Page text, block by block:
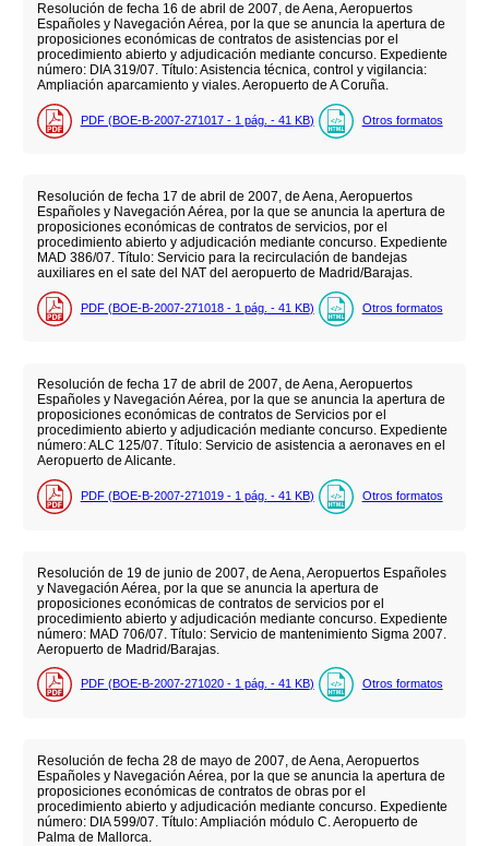
Resolución de fecha 16 de abril de 2007, de Aena, Aeropuertos
Españoles y Navegación Aérea, por la que se anuncia la apertura de
proposiciones económicas de contratos de asistencias por el
procedimiento abierto y adjudicación mediante concurso. Expediente
número: DIA 319/07. Título: Asistencia técnica, control y vigilancia:
Ampliación aparcamiento y viales. Aeropuerto de A Coruña.
PDF (BOE-B-2007-271017 - 1 pág. - 41 KB) Otros formatos
Resolución de fecha 17 de abril de 2007, de Aena, Aeropuertos
Españoles y Navegación Aérea, por la que se anuncia la apertura de
proposiciones económicas de contratos de servicios, por el
procedimiento abierto y adjudicación mediante concurso. Expediente
MAD 386/07. Título: Servicio para la recirculación de bandejas
auxiliares en el sate del NAT del aeropuerto de Madrid/Barajas.
PDF (BOE-B-2007-271018 - 1 pág. - 41 KB) Otros formatos
Resolución de fecha 17 de abril de 2007, de Aena, Aeropuertos
Españoles y Navegación Aérea, por la que se anuncia la apertura de
proposiciones económicas de contratos de Servicios por el
procedimiento abierto y adjudicación mediante concurso. Expediente
número: ALC 125/07. Título: Servicio de asistencia a aeronaves en el
Aeropuerto de Alicante.
PDF (BOE-B-2007-271019 - 1 pág. - 41 KB) Otros formatos
Resolución de 19 de junio de 2007, de Aena, Aeropuertos Españoles
y Navegación Aérea, por la que se anuncia la apertura de
proposiciones económicas de contratos de servicios por el
procedimiento abierto y adjudicación mediante concurso. Expediente
número: MAD 706/07. Título: Servicio de mantenimiento Sigma 2007.
Aeropuerto de Madrid/Barajas.
PDF (BOE-B-2007-271020 - 1 pág. - 41 KB) Otros formatos
Resolución de fecha 28 de mayo de 2007, de Aena, Aeropuertos
Españoles y Navegación Aérea, por la que se anuncia la apertura de
proposiciones económicas de contratos de obras por el
procedimiento abierto y adjudicación mediante concurso. Expediente
número: DIA 599/07. Título: Ampliación módulo C. Aeropuerto de
Palma de Mallorca.